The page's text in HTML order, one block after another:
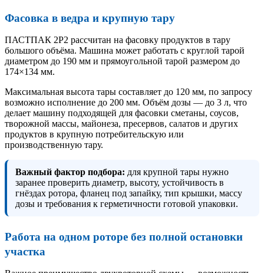
Фасовка в ведра и крупную тару
ПАСТПАК 2Р2 рассчитан на фасовку продуктов в тару
большого объёма. Машина может работать с круглой тарой
диаметром до 190 мм и прямоугольной тарой размером до
174×134 мм.
Максимальная высота тары составляет до 120 мм, по запросу
возможно исполнение до 200 мм. Объём дозы — до 3 л, что
делает машину подходящей для фасовки сметаны, соусов,
творожной массы, майонеза, пресервов, салатов и других
продуктов в крупную потребительскую или
производственную тару.
Важный фактор подбора: для крупной тары нужно
заранее проверить диаметр, высоту, устойчивость в
гнёздах ротора, фланец под запайку, тип крышки, массу
дозы и требования к герметичности готовой упаковки.
Работа на одном роторе без полной остановки
участка